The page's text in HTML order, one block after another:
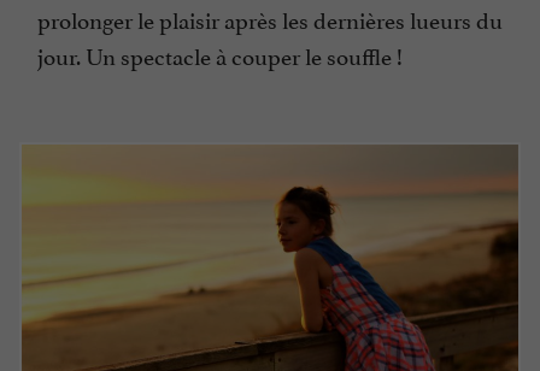
prolonger le plaisir après les dernières lueurs du
jour. Un spectacle à couper le souffle !